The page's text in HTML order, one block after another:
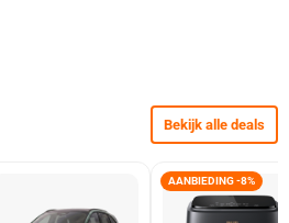
Bekijk alle deals
AANBIEDING -8%